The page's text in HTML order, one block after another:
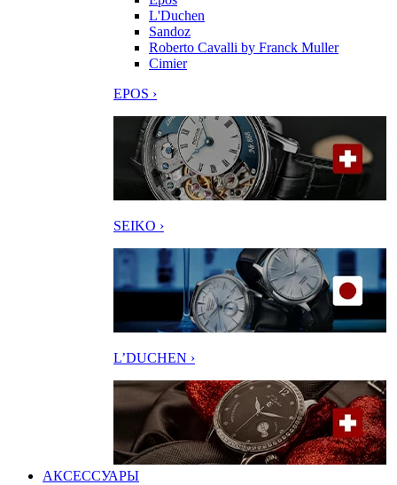
L'Duchen
Sandoz
Roberto Cavalli by Franck Muller
Cimier
EPOS ›
SEIKO ›
L’DUCHEN ›
АКСЕССУАРЫ